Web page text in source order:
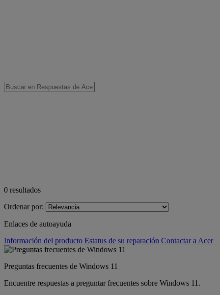
0 resultados
Ordenar por:
Enlaces de autoayuda
Información del producto Estatus de su reparación Contactar a Acer
Preguntas frecuentes de Windows 11
Encuentre respuestas a preguntar frecuentes sobre Windows 11.